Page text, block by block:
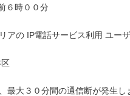
６時００分
電話サービス利用 ユー
大３０分間の通信断が発生し